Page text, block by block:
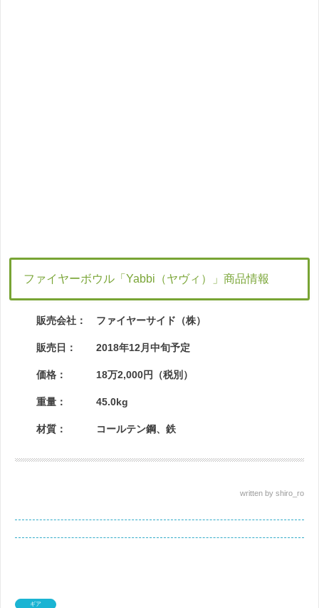
ファイヤーボウル「Yabbi（ヤヴィ）」商品情報
販売会社： ファイヤーサイド（株）
販売日： 2018年12月中旬予定
価格： 18万2,000円（税別）
重量： 45.0kg
材質： コールテン鋼、鉄
written by shiro_ro
ギア